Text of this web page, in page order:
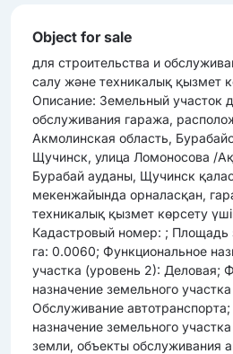
Object for sale
для строительства и
салу және техникалық қызмет
Описание: Земельный участок
обслуживания гаража,
Акмолинская область,
Щучинск, улица Ломоносова /
Бурабай ауданы, Щучинск
мекенжайында орналасқан,
техникалық қызмет көрсету
Кадастровый номер: ; Площадь
га: 0.0060; Функциональное
участка (уровень 2): Деловая;
назначение земельного
Обслуживание
назначение земельного
земли, объекты обслуживания